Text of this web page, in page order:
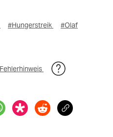
#Hungerstreik
#Olaf
Fehlerhinweis